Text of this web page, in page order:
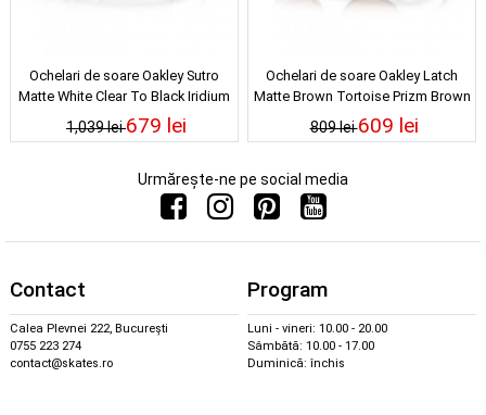
Ochelari de soare Oakley Sutro
Matte White Clear To Black Iridium
Photochromic
1,039 lei679 lei
Ochelari de soare Oakley Latch
Matte Brown Tortoise Prizm Brown
Gradient
809 lei609 lei
Urmărește-ne pe social media
Contact
Calea Plevnei 222, București
0755 223 274
contact@skates.ro
Program
Luni - vineri: 10.00 - 20.00
Sâmbătă: 10.00 - 17.00
Duminică: închis